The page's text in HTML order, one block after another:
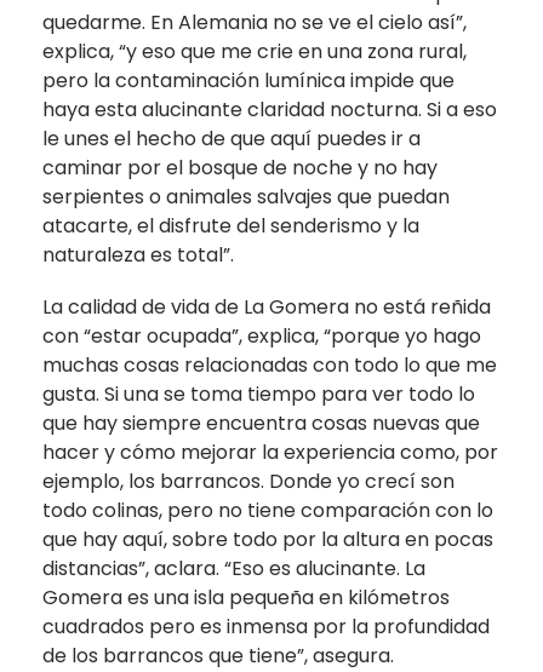
quedarme. En Alemania no se ve el cielo así”,
explica, “y eso que me crie en una zona rural,
pero la contaminación lumínica impide que
haya esta alucinante claridad nocturna. Si a eso
le unes el hecho de que aquí puedes ir a
caminar por el bosque de noche y no hay
serpientes o animales salvajes que puedan
atacarte, el disfrute del senderismo y la
naturaleza es total”.
La calidad de vida de La Gomera no está reñida
con “estar ocupada”, explica, “porque yo hago
muchas cosas relacionadas con todo lo que me
gusta. Si una se toma tiempo para ver todo lo
que hay siempre encuentra cosas nuevas que
hacer y cómo mejorar la experiencia como, por
ejemplo, los barrancos. Donde yo crecí son
todo colinas, pero no tiene comparación con lo
que hay aquí, sobre todo por la altura en pocas
distancias”, aclara. “Eso es alucinante. La
Gomera es una isla pequeña en kilómetros
cuadrados pero es inmensa por la profundidad
de los barrancos que tiene”, asegura.